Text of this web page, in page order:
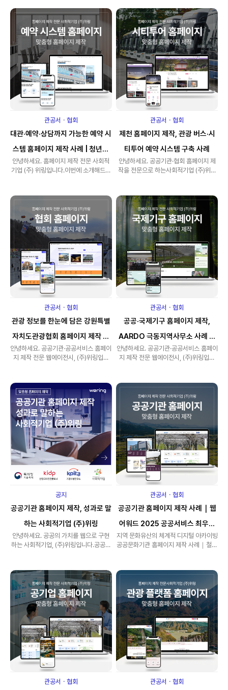
관공서ㆍ협회
대관·예약·상담까지 가능한 예약 시
스템 홈페이지 제작 사례 | 청년가
치성장타운
안녕하세요. 홈페이지 제작 전문 사회적
기업 (주) 위링입니다.이번에 소개해드릴
관공서ㆍ협회
제천 홈페이지 제작, 관광 버스·시
티투어 예약 시스템 구축 사례
안녕하세요. 공공기관·협회 홈페이지 제
작을 전문으로 하는사회적기업 (주)위링
관공서ㆍ협회
관광 정보를 한눈에 담은 강원특별
자치도관광협회 홈페이지 제작 사
례
안녕하세요. 공공기관·공공서비스 홈페이
지 제작 전문 웹에이전시, (주)위링입니
관공서ㆍ협회
공공·국제기구 홈페이지 제작,
AARDO 극동지역사무소 사례 소
개
안녕하세요. 공공기관·공공서비스 홈페이
지 제작 전문 웹에이전시, (주)위링입니
공지
공공기관 홈페이지 제작, 성과로 말
하는 사회적기업 (주)위링
안녕하세요. 공공의 가치를 웹으로 구현
하는 사회적기업, (주)위링입니다.공공기
관공서ㆍ협회
공공기관 홈페이지 제작 사례｜웹
어워드 2025 공공서비스 최우수
상, 철원문화원
지역 문화유산의 체계적 디지털 아카이빙
공공문화기관 홈페이지 제작 사례｜철원
관공서ㆍ협회 관공서ㆍ협회